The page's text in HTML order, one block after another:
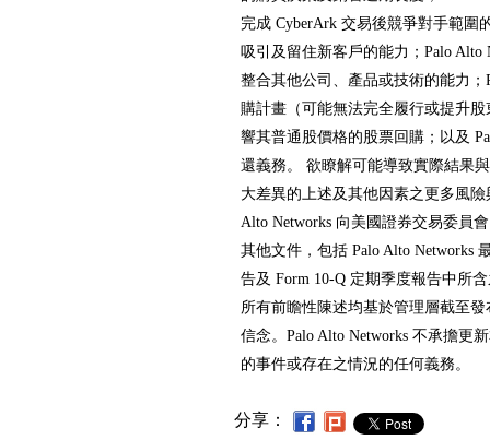
完成 CyberArk 交易後競爭對手範圍
吸引及留住新客戶的能力；Palo Alto
整合其他公司、產品或技術的能力；
購計畫（可能無法完全履行或提升
響其普通股價格的股票回購；以及
還義務。 欲瞭解可能導致實際結果
大差異的上述及其他因素之更多風
Alto Networks 向美國證券交易委員
其他文件，包括 Palo Alto Networks
告及 Form 10-Q 定期季度報告中所
所有前瞻性陳述均基於管理層截至
信念。Palo Alto Networks 不承擔更
的事件或存在之情況的任何義務。
分享：